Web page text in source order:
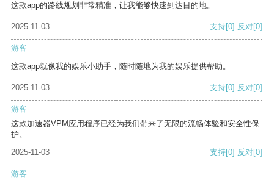
这款app的路线规划非常精准，让我能够快速到达目的地。
2025-11-03 支持[0] 反对[0]
游客
这款app就像我的娱乐小助手，随时随地为我的娱乐提供帮助。
2025-11-03 支持[0] 反对[0]
游客
这款加速器VPM应用程序已经为我们带来了无限的流畅体验和安全性保
护。
2025-11-03
支持[0] 反对[0]
游客